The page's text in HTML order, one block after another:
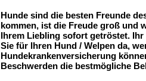
Hunde sind die besten Freunde
kommen, ist die Freude groß und
Ihrem Liebling sofort getröstet.
Sie für Ihren Hund / Welpen da,
Hundekrankenversicherung
Beschwerden die bestmögliche